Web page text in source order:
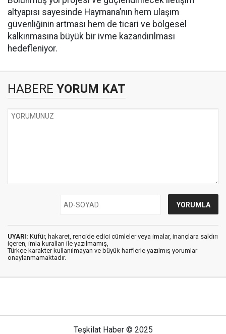
altyapısı sayesinde Haymana’nın hem ulaşım
güvenliğinin artması hem de ticari ve bölgesel
kalkınmasına büyük bir ivme kazandırılması
hedefleniyor.
HABERE YORUM KAT
UYARI: Küfür, hakaret, rencide edici cümleler veya imalar, inançlara saldırı
içeren, imla kuralları ile yazılmamış,
Türkçe karakter kullanılmayan ve büyük harflerle yazılmış yorumlar
onaylanmamaktadır.
Teşkilat Haber © 2025